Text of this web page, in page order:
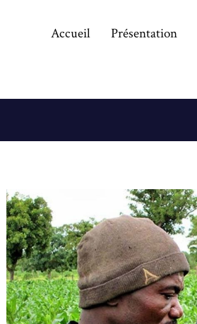
Accueil Présentation